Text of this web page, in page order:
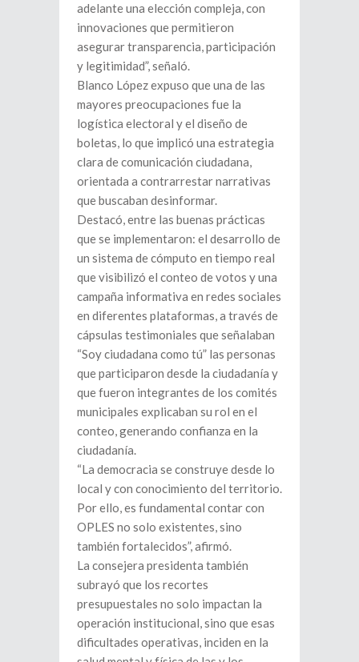
adelante una elección compleja, con
innovaciones que permitieron
asegurar transparencia, participación
y legitimidad”, señaló.
Blanco López expuso que una de las
mayores preocupaciones fue la
logística electoral y el diseño de
boletas, lo que implicó una estrategia
clara de comunicación ciudadana,
orientada a contrarrestar narrativas
que buscaban desinformar.
Destacó, entre las buenas prácticas
que se implementaron: el desarrollo de
un sistema de cómputo en tiempo real
que visibilizó el conteo de votos y una
campaña informativa en redes sociales
en diferentes plataformas, a través de
cápsulas testimoniales que señalaban
“Soy ciudadana como tú” las personas
que participaron desde la ciudadanía y
que fueron integrantes de los comités
municipales explicaban su rol en el
conteo, generando confianza en la
ciudadanía.
“La democracia se construye desde lo
local y con conocimiento del territorio.
Por ello, es fundamental contar con
OPLES no solo existentes, sino
también fortalecidos”, afirmó.
La consejera presidenta también
subrayó que los recortes
presupuestales no solo impactan la
operación institucional, sino que esas
dificultades operativas, inciden en la